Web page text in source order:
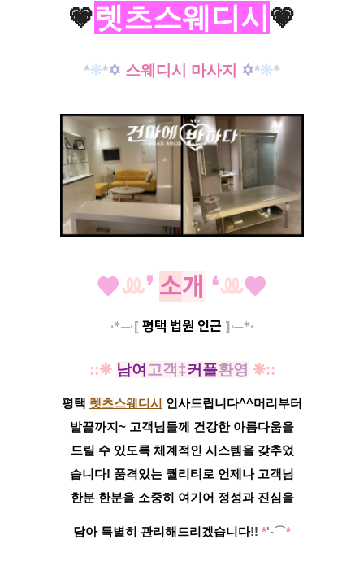
💗렛츠스웨디시💗
*❊*✡ 스웨디시 마사지 ✡*❊*
♥ꔛ❜ 소개 ❛ꔛ♥
·*─·[ 평택 법원 인근 ]·─*·
::❋ 남여 고객‡커플환영 ❋::
평택 렛츠스웨디시 인사드립니다^^머리부터
발끝까지~ 고객님들께 건강한 아름다움을
드릴 수 있도록 체계적인 시스템을 갖추었
습니다! 품격있는 퀄리티 로 언제나 고객님
한분 한분을 소중히 여기어 정성과 진심을
담아 특별히 관리해드리겠습니다!! *'-⌒*